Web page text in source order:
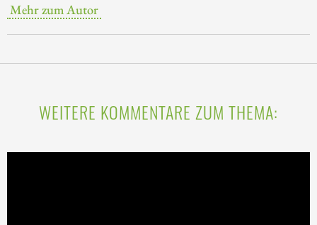
Mehr zum Autor
WEITERE KOMMENTARE ZUM THEMA: